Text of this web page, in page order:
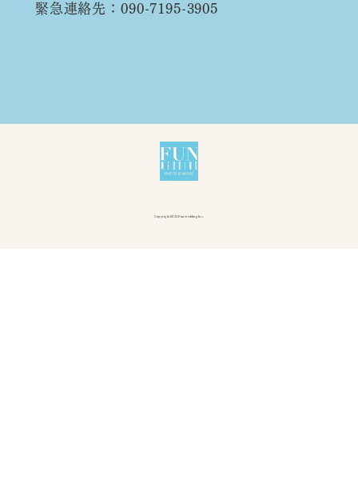
緊急連絡先：090-7195-3905
Copyright 2024 Fun wedding Inc.